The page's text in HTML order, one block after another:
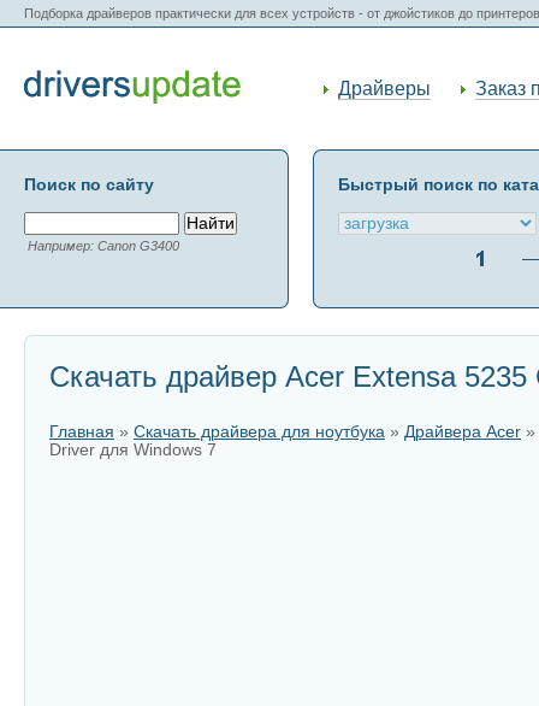
Подборка драйверов практически для всех устройств - от джойстиков до
Драйверы Заказ
Поиск по сайту
Например: Canon G3400
Быстрый поиск по
Скачать драйвер Acer Extensa
Главная » Скачать драйвера для ноутбука » Драйвера Acer »
Driver для Windows 7